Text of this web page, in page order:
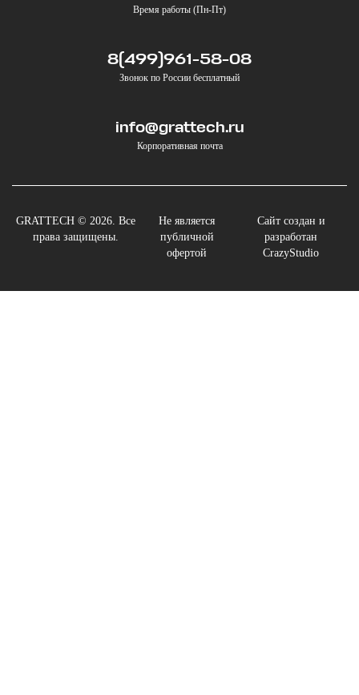
Время работы (Пн-Пт)
8(499)961-58-08
Звонок по России бесплатный
info@grattech.ru
Корпоративная почта
GRATTECH © 2026. Все
права защищены.
Не является
публичной
офертой
Сайт создан и
разработан
CrazyStudio